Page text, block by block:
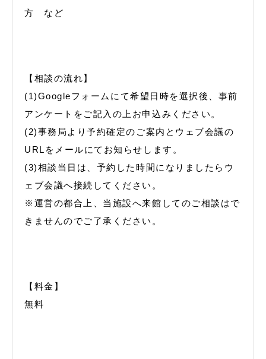
方 など
【相談の流れ】
(1)Googleフォームにて希望日時を選択後、事前
アンケートをご記入の上お申込みください。
(2)事務局より予約確定のご案内とウェブ会議の
URLをメールにてお知らせします。
(3)相談当日は、予約した時間になりましたらウ
ェブ会議へ接続してください。
※運営の都合上、当施設へ来館してのご相談はで
きませんのでご了承ください。
【料金】
無料